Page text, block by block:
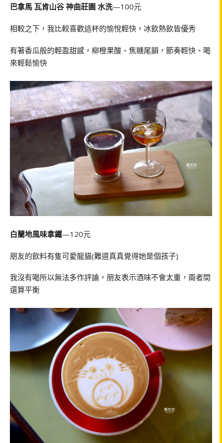
巴拿馬 瓦肯山谷 神曲莊園 水洗—100元
相較之下，我比較喜歡這杯的愉悅輕快，冰飲熱飲皆優秀
有著香瓜般的輕盈甜感，柳橙果酸、焦糖尾韻，節奏輕快、喝
來輕鬆愉快
白蘭地風味拿鐵—120元
朋友的飲料有隻可愛龍貓(難道真真覺得她是個孩子)
我沒有喝所以無法多作評論，朋友表示酒味不會太重，兩者間
還算平衡